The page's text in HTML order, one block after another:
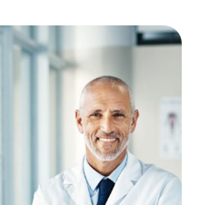
tant que Ingénieur
niveaux de formation,
compétences
varient en
Phi RH vous
de votre parcours
jusqu’à votre